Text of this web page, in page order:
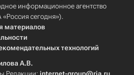
информационное агентство
сегодня»).
материалов
технологий
А.В.